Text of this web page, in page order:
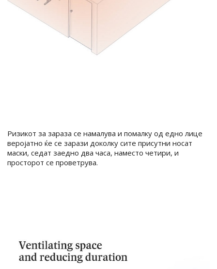
Ризикот за зараза се намалува и помалку од едно лице
веројатно ќе се зарази доколку сите присутни носат
маски, седат заедно два часа, наместо четири, и
просторот се проветрува.